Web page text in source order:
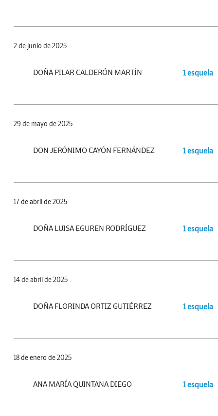
2 de junio de 2025
DOÑA PILAR CALDERÓN MARTÍN 1 esquela
29 de mayo de 2025
DON JERÓNIMO CAYÓN FERNÁNDEZ 1 esquela
17 de abril de 2025
DOÑA LUISA EGUREN RODRÍGUEZ 1 esquela
14 de abril de 2025
DOÑA FLORINDA ORTIZ GUTIÉRREZ 1 esquela
18 de enero de 2025
ANA MARÍA QUINTANA DIEGO 1 esquela